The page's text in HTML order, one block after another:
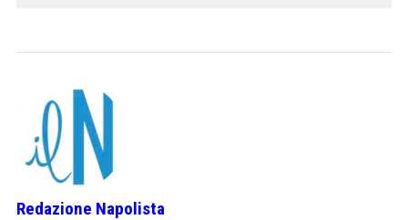
Redazione Napolista